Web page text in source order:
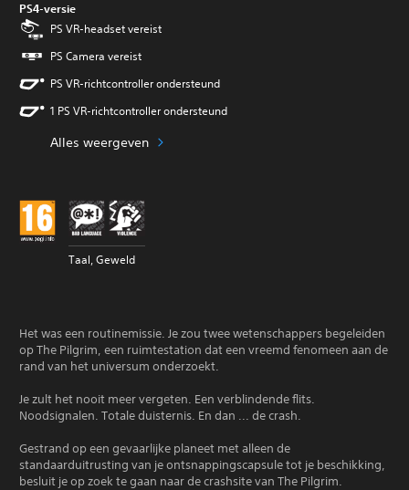
PS4-versie
PS VR-headset vereist
PS Camera vereist
PS VR-richtcontroller ondersteund
1 PS VR-richtcontroller ondersteund
Alles weergeven
Taal, Geweld
Het was een routinemissie. Je zou twee wetenschappers begeleiden
op The Pilgrim, een ruimtestation dat een vreemd fenomeen aan de
rand van het universum onderzoekt.
Je zult het nooit meer vergeten. Een verblindende flits.
Noodsignalen. Totale duisternis. En dan ... de crash.
Gestrand op een gevaarlijke planeet met alleen de
standaarduitrusting van je ontsnappingscapsule tot je beschikking,
besluit je op zoek te gaan naar de crashsite van The Pilgrim.